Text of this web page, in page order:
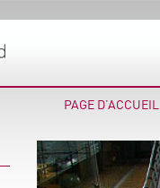
PAGE D’ACCUEIL